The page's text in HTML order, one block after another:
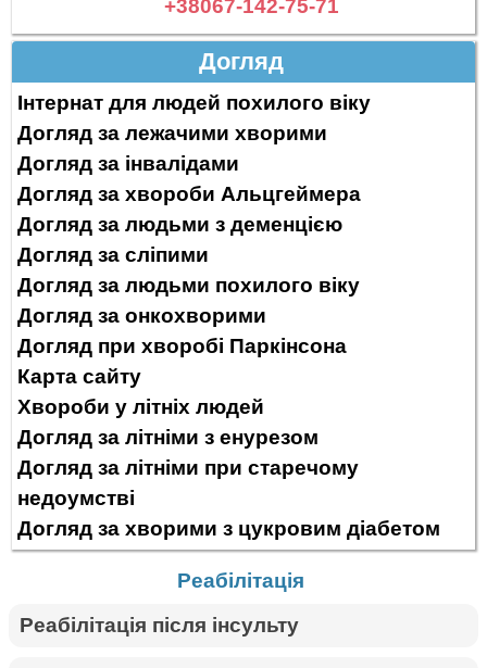
+38067-142-75-71
Догляд
Інтернат для людей похилого віку
Догляд за лежачими хворими
Догляд за інвалідами
Догляд за хвороби Альцгеймера
Догляд за людьми з деменцією
Догляд за сліпими
Догляд за людьми похилого віку
Догляд за онкохворими
Догляд при хворобі Паркінсона
Карта сайту
Хвороби у літніх людей
Догляд за літніми з енурезом
Догляд за літніми при старечому
недоумстві
Догляд за хворими з цукровим діабетом
Реабілітація
Реабілітація після інсульту